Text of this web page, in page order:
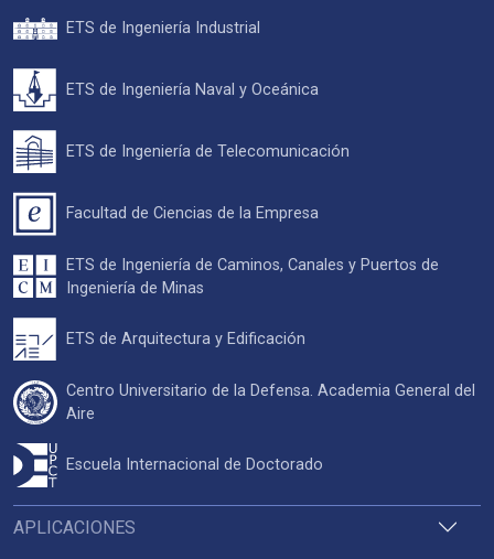
APLICACIONES
ETS de Ingeniería Industrial
ETS de Ingeniería Naval y Oceánica
ETS de Ingeniería de Telecomunicación
Facultad de Ciencias de la Empresa
ETS de Ingeniería de Caminos, Canales y Puertos de
Ingeniería de Minas
ETS de Arquitectura y Edificación
Centro Universitario de la Defensa. Academia General del
Aire
Escuela Internacional de Doctorado